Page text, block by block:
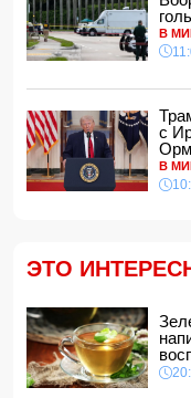
Гимарайнса
20:28, 05.08.2026
соцсетях
Азербайджанский
европейскую
МРТ
20:00, 05.08.2026
на турнире Batumi
18:18, 05.08.2026
В Азербайджане
требований к
государственного
В
с
В
ЭТО